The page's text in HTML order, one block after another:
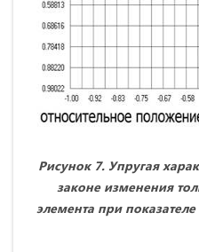
Рисунок 7. Упругая
законе изменения
элемента при